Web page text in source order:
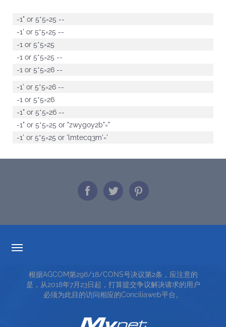
-1" or 5*5=25 --
-1' or 5*5=25 --
-1 or 5*5=25
-1 or 5*5=25 --
-1 or 5*5=26 --
-1' or 5*5=26 --
-1 or 5*5=26
-1" or 5*5=26 --
-1" or 5*5=25 or "zwygoy2b"="
-1' or 5*5=25 or 'lmtecq3m'='
服务条款
TOP RICERCHE
根据AGCOM第296/18/CONS号决议第2条，应注意的
是，从2018年7月23日起，打算提交争议解决请求的用户
必须为此目的访问相应的Conciliaweb平台。